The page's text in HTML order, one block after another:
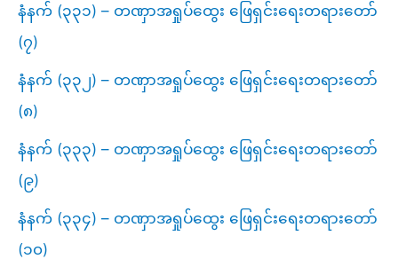
နံနက် (၃၃၁) – တဏှာအရှုပ်ထွေး ဖြေရှင်းရေးတရားတော်
(၇)
နံနက် (၃၃၂) – တဏှာအရှုပ်ထွေး ဖြေရှင်းရေးတရားတော်
(၈)
နံနက် (၃၃၃) – တဏှာအရှုပ်ထွေး ဖြေရှင်းရေးတရားတော်
(၉)
နံနက် (၃၃၄) – တဏှာအရှုပ်ထွေး ဖြေရှင်းရေးတရားတော်
(၁၀)